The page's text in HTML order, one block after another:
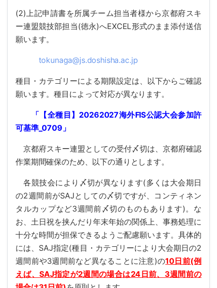
(2)上記申請書を所属チーム担当者様から京都府スキ
ー連盟競技部担当(徳永)へEXCEL形式のまま添付送信
願います。
tokunaga@js.doshisha.ac.jp
種目・カテゴリーによる期限設定は、以下からご確認
願います。種目によって対応が異なります。
「【全種目】 20262027海外FIS公認大会参加許
可基準_0709 」
京都府スキー連盟としての受付〆切は、京都府確認
作業期間確保のため、以下の通りとします。
各競技会により〆切が異なります(多くは大会期日
の2週間前がSAJとしての〆切ですが、コンティネン
タルカップなど3週間前〆切のものもあります)。な
お、土日祝を挟んだり年末年始の関係上、事務処理に
十分な時間が担保できるようご配慮願います。具体的
には、SAJ指定(種目・カテゴリーにより大会期日の2
週間前や3週間前など異なることに注意)の10日前(例
えば、SAJ指定が2週間の場合は24日前、3週間前の